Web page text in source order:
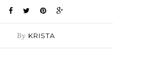
By KRISTA